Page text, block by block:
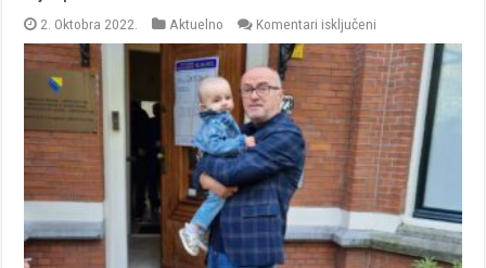
2. Oktobra 2022. Aktuelno Komentari isključeni
Gužve
za
glasanje
i
u
Holandiji:
Veliki
odziv
naše
dijaspore